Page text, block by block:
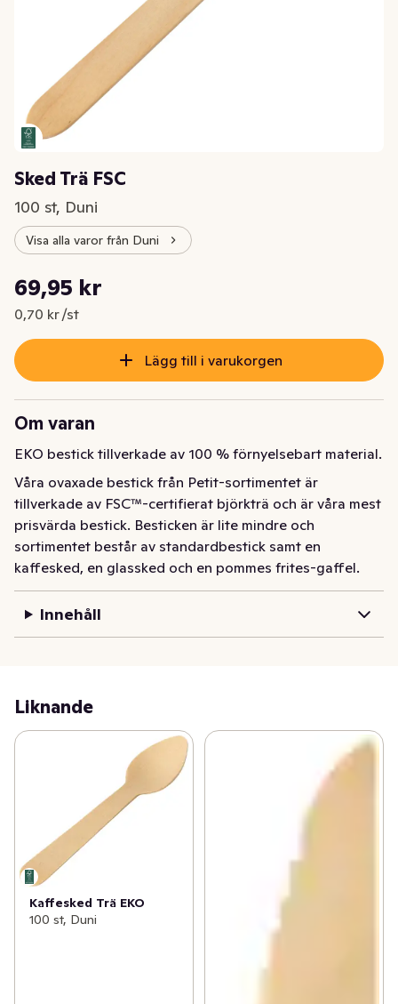
Sked Trä FSC
100 st, Duni
Visa alla varor från Duni
Nuvarande pris är: 69,95 kr
69,95 kr
0,70 kr /st
Styckpris: 0,70 kr /st
Lägg till i varukorgen
Om varan
EKO bestick tillverkade av 100 % förnyelsebart material.
Våra ovaxade bestick från Petit-sortimentet är
tillverkade av FSC™-certifierat björkträ och är våra mest
prisvärda bestick. Besticken är lite mindre och
sortimentet består av standardbestick samt en
kaffesked, en glassked och en pommes frites-gaffel.
Innehåll
Liknande
Kaffesked Trä EKO
100 st, Duni